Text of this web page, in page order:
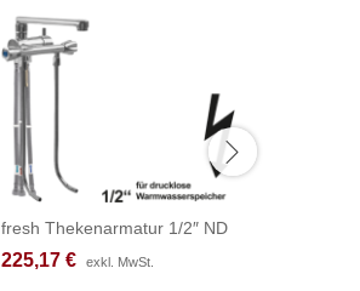
fresh Thekenarmatur 1/2″ ND
225,17 € exkl. MwSt.
225,17 € exkl. MwSt.